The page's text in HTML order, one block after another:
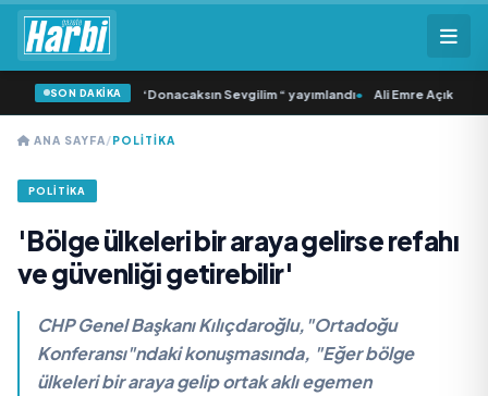
SON DAKİKA
‘dan İkinci Tekli “Donacaksın Sevgilim “ yayımlandı• Ali Emre Açıkgöz
ANA SAYFA/POLİTİKA
POLİTİKA
'Bölge ülkeleri bir araya gelirse refahı
ve güvenliği getirebilir'
CHP Genel Başkanı Kılıçdaroğlu,"Ortadoğu
Konferansı"ndaki konuşmasında, "Eğer bölge
ülkeleri bir araya gelip ortak aklı egemen